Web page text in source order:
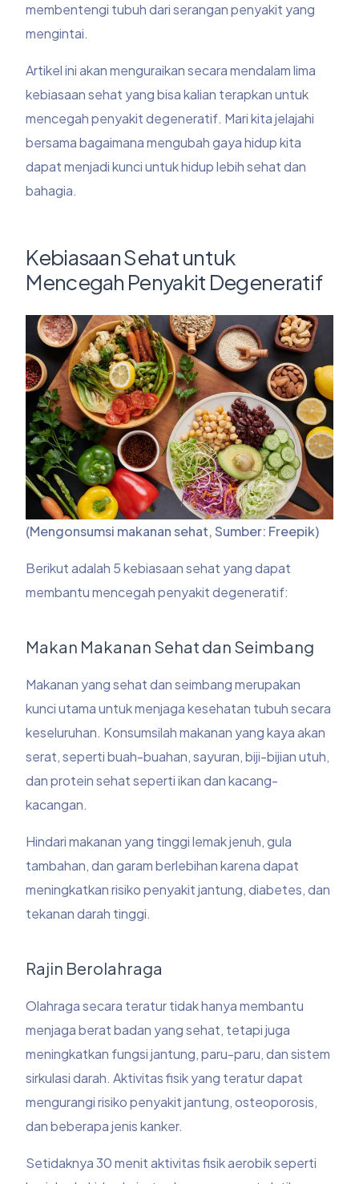
membentengi tubuh dari serangan penyakit yang
mengintai.
Artikel ini akan menguraikan secara mendalam lima
kebiasaan sehat yang bisa kalian terapkan untuk
mencegah penyakit degeneratif. Mari kita jelajahi
bersama bagaimana mengubah gaya hidup kita
dapat menjadi kunci untuk hidup lebih sehat dan
bahagia.
Kebiasaan Sehat untuk
Mencegah Penyakit Degeneratif
(Mengonsumsi makanan sehat, Sumber: Freepik)
Berikut adalah 5 kebiasaan sehat yang dapat
membantu mencegah penyakit degeneratif:
Makan Makanan Sehat dan Seimbang
Makanan yang sehat dan seimbang merupakan
kunci utama untuk menjaga kesehatan tubuh secara
keseluruhan. Konsumsilah makanan yang kaya akan
serat, seperti buah-buahan, sayuran, biji-bijian utuh,
dan protein sehat seperti ikan dan kacang-
kacangan.
Hindari makanan yang tinggi lemak jenuh, gula
tambahan, dan garam berlebihan karena dapat
meningkatkan risiko penyakit jantung, diabetes, dan
tekanan darah tinggi.
Rajin Berolahraga
Olahraga secara teratur tidak hanya membantu
menjaga berat badan yang sehat, tetapi juga
meningkatkan fungsi jantung, paru-paru, dan sistem
sirkulasi darah. Aktivitas fisik yang teratur dapat
mengurangi risiko penyakit jantung, osteoporosis,
dan beberapa jenis kanker.
Setidaknya 30 menit aktivitas fisik aerobik seperti